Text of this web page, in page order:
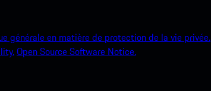
générale en matière de protection de la vie privée.
Open Source Software Notice.